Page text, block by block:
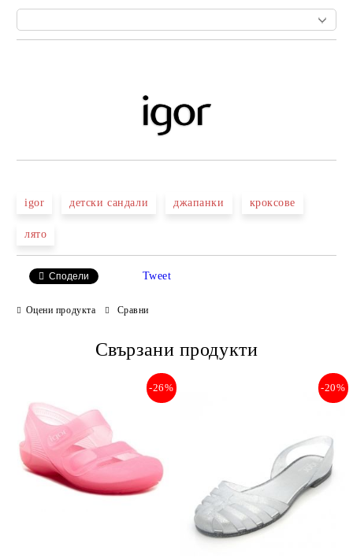
igor детски сандали джапанки кроксове
лято
Сподели Tweet
Оцени продукта Сравни
Свързани продукти
-26% -20%